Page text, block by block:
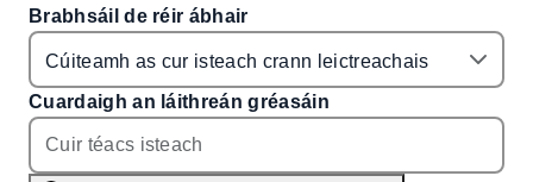
Brabhsáil de réir ábhair
Cuardaigh an láithreán gréasáin